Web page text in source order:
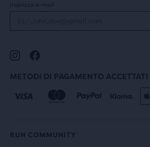
Indirizzo e-mail
METODI DI PAGAMENTO ACCETTATI
RUN COMMUNITY